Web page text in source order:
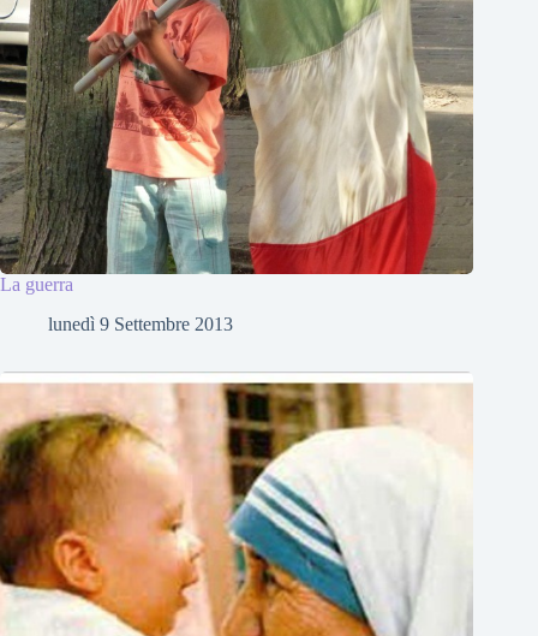
La guerra
lunedì 9 Settembre 2013